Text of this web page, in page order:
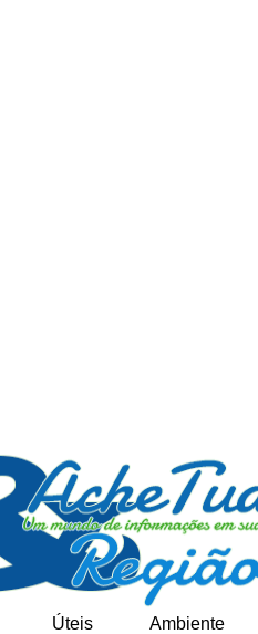
Úteis Ambiente